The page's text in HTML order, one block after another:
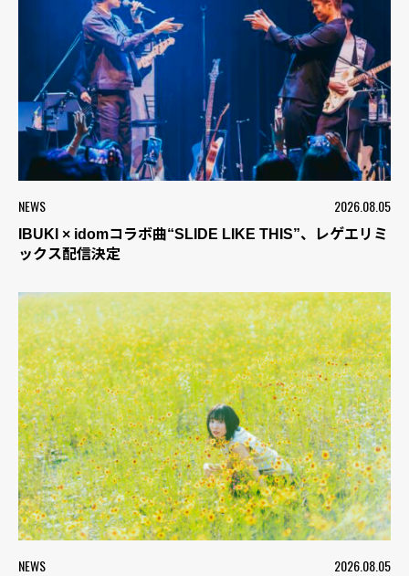
NEWS 2026.08.05
IBUKI × idomコラボ曲“SLIDE LIKE THIS”、レゲエリミ
ックス配信決定
NEWS 2026.08.05